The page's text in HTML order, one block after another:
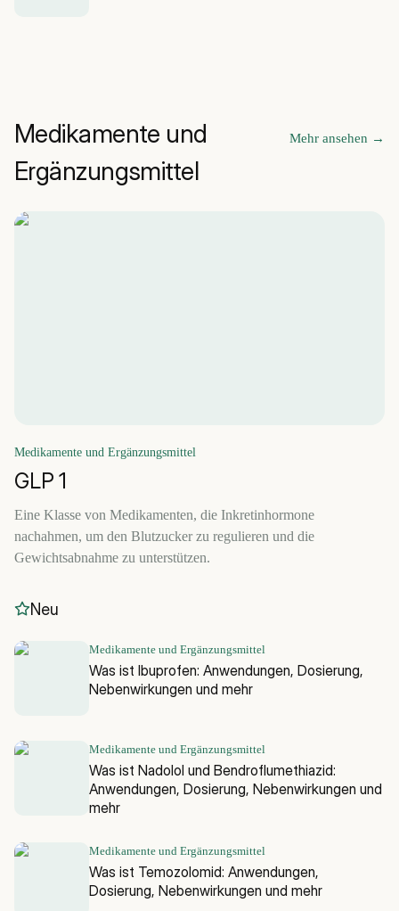
Medikamente und
Ergänzungsmittel
Mehr ansehen →
Medikamente und Ergänzungsmittel
GLP 1
Eine Klasse von Medikamenten, die Inkretinhormone
nachahmen, um den Blutzucker zu regulieren und die
Gewichtsabnahme zu unterstützen.
Neu
Medikamente und Ergänzungsmittel
Was ist Ibuprofen: Anwendungen, Dosierung,
Nebenwirkungen und mehr
Medikamente und Ergänzungsmittel
Was ist Nadolol und Bendroflumethiazid:
Anwendungen, Dosierung, Nebenwirkungen und
mehr
Medikamente und Ergänzungsmittel
Was ist Temozolomid: Anwendungen,
Dosierung, Nebenwirkungen und mehr